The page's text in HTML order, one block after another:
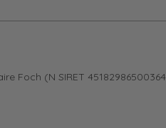
Foch (N SIRET